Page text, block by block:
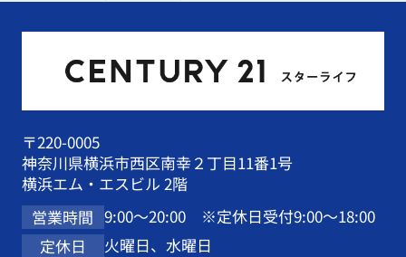
〒220-0005
神奈川県横浜市西区南幸２丁目11番1号
横浜エム・エスビル 2階
営業時間 9:00～20:00 ※定休日受付9:00～18:00
定休日
火曜日、水曜日